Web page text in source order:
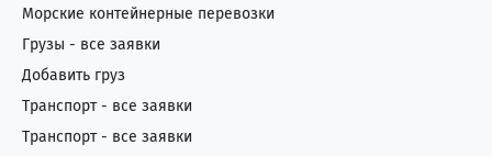
Морские контейнерные перевозки
Грузы - все заявки
Добавить груз
Транспорт - все заявки
Транспорт - все заявки